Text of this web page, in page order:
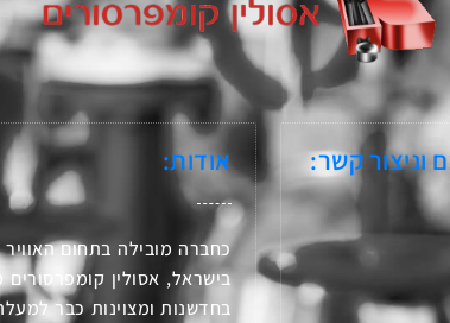
וניצור קשר: אודות:
כחברה מובילה בתחום
בישראל, אסולין קומפרסורים